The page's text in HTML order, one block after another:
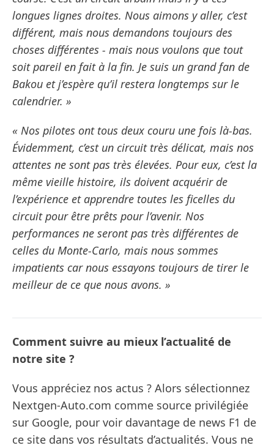
longues lignes droites. Nous aimons y aller, c’est
différent, mais nous demandons toujours des
choses différentes - mais nous voulons que tout
soit pareil en fait à la fin. Je suis un grand fan de
Bakou et j’espère qu’il restera longtemps sur le
calendrier. »
« Nos pilotes ont tous deux couru une fois là-bas.
Évidemment, c’est un circuit très délicat, mais nos
attentes ne sont pas très élevées. Pour eux, c’est la
même vieille histoire, ils doivent acquérir de
l’expérience et apprendre toutes les ficelles du
circuit pour être prêts pour l’avenir. Nos
performances ne seront pas très différentes de
celles du Monte-Carlo, mais nous sommes
impatients car nous essayons toujours de tirer le
meilleur de ce que nous avons. »
Comment suivre au mieux l’actualité de
notre site ?
Vous appréciez nos actus ? Alors sélectionnez
Nextgen-Auto.com comme source privilégiée
sur Google, pour voir davantage de news F1 de
ce site dans vos résultats d’actualités. Vous ne